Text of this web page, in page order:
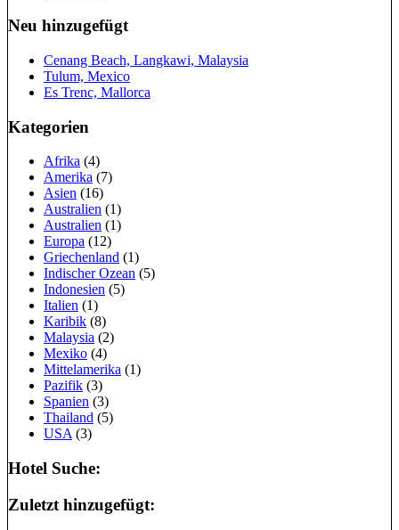
Neu hinzugefügt
Cenang Beach, Langkawi, Malaysia
Tulum, Mexico
Es Trenc, Mallorca
Kategorien
Afrika (4)
Amerika (7)
Asien (16)
Australien (1)
Australien (1)
Europa (12)
Griechenland (1)
Indischer Ozean (5)
Indonesien (5)
Italien (1)
Karibik (8)
Malaysia (2)
Mexiko (4)
Mittelamerika (1)
Pazifik (3)
Spanien (3)
Thailand (5)
USA (3)
Hotel Suche:
Zuletzt hinzugefügt: